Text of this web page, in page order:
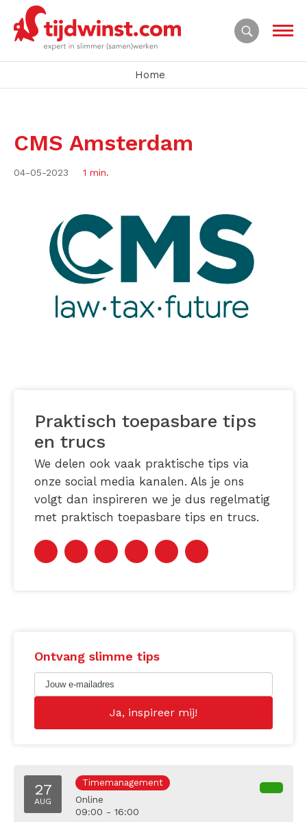
Home
CMS Amsterdam
04-05-2023 1 min.
Praktisch toepasbare tips
en trucs
We delen ook vaak praktische tips via
onze social media kanalen. Als je ons
volgt dan inspireren we je dus regelmatig
met praktisch toepasbare tips en trucs.
Ontvang slimme tips
27
AUG
Timemanagement
Online
09:00 - 16:00